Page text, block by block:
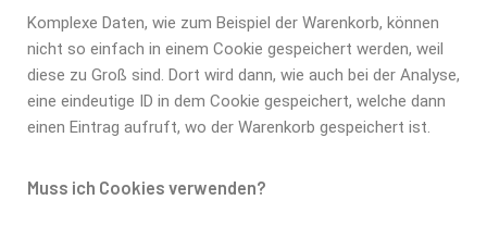
Komplexe Daten, wie zum Beispiel der Warenkorb, können
nicht so einfach in einem Cookie gespeichert werden, weil
diese zu Groß sind. Dort wird dann, wie auch bei der Analyse,
eine eindeutige ID in dem Cookie gespeichert, welche dann
einen Eintrag aufruft, wo der Warenkorb gespeichert ist.
Muss ich Cookies verwenden?